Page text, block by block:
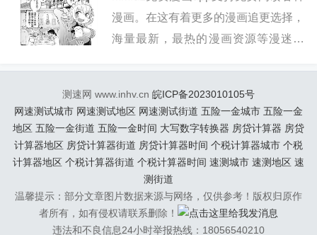
漫画。在这有着更多的漫画追更选择，
海量最新，最热的漫画资源等漫迷发
一应俱全，...
测速网 www.inhv.cn 皖ICP备2023010105号
网速测试城市 网速测试地区 网速测试街道 五险一金城市 五险一金
地区 五险一金街道 五险一金时间 大写数字转换器 房贷计算器 房贷
计算器地区 房贷计算器街道 房贷计算器时间 个税计算器城市 个税
计算器地区 个税计算器街道 个税计算器时间 速测城市 速测地区 速
测街道
温馨提示：部分文章图片数据来源与网络，仅供参考！版权归原作
者所有，如有侵权请联系删除！
违法和不良信息24小时举报热线：18056540210